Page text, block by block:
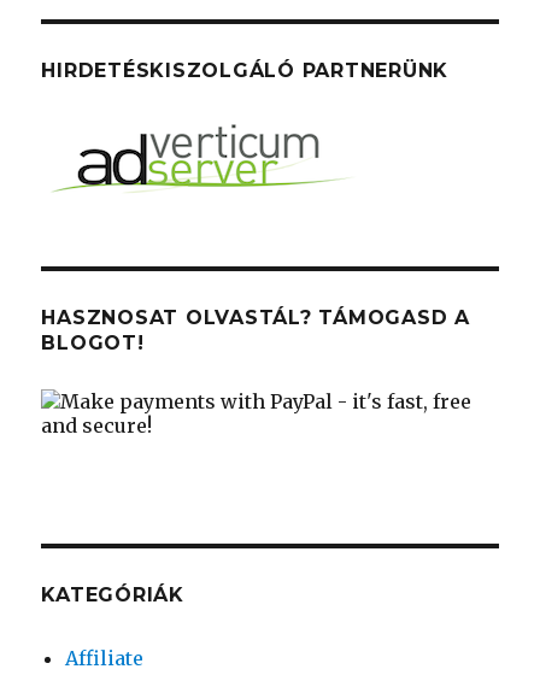
HIRDETÉSKISZOLGÁLÓ PARTNERÜNK
HASZNOSAT OLVASTÁL? TÁMOGASD A
BLOGOT!
KATEGÓRIÁK
Affiliate